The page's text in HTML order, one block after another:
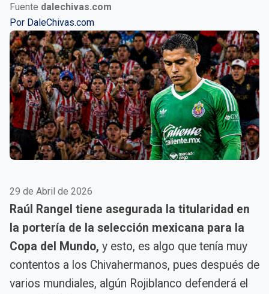
Fuente dalechivas.com
Por DaleChivas.com
29 de Abril de 2026
Raúl Rangel tiene asegurada la titularidad en
la portería de la selección mexicana para la
Copa del Mundo, y esto, es algo que tenía muy
contentos a los Chivahermanos, pues después de
varios mundiales, algún Rojiblanco defenderá el